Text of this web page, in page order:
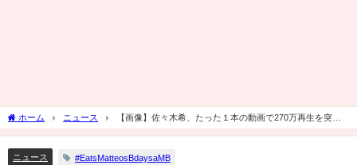
ホーム ニュース
【画像】佐々木希、たった１本の動画で270万再生を突破
する
ニュース #EatsMatteosBdaysaMB